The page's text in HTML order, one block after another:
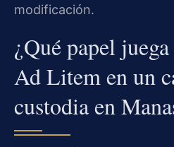
modificación.
¿Qué papel
Ad Litem en un
custodia en